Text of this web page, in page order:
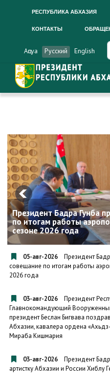
РЕСПУБЛИКА АБХАЗИЯ
КОНТАКТЫ
Аԥсуа Русский English
Президент Бадра Гунба
по итогам работы
сезоне 2026 года
05-авг-2026
Президент
совещание по итогам работы
2026 года
03-авг-2026
Президент
Главнокомандующий
президент Беслан Бигвава
Абхазии, кавалера ордена
Мираба Кишмария
03-авг-2026
Президент
артистку Абхазии и России Хиблу